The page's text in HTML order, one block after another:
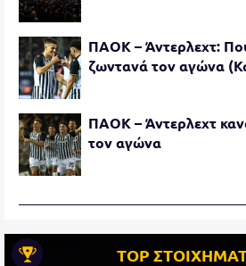
ΠΑΟΚ – Άντερλεχτ:
ζωντανά τον αγώνα
ΠΑΟΚ – Άντερλεχτ
τον αγώνα
TOP